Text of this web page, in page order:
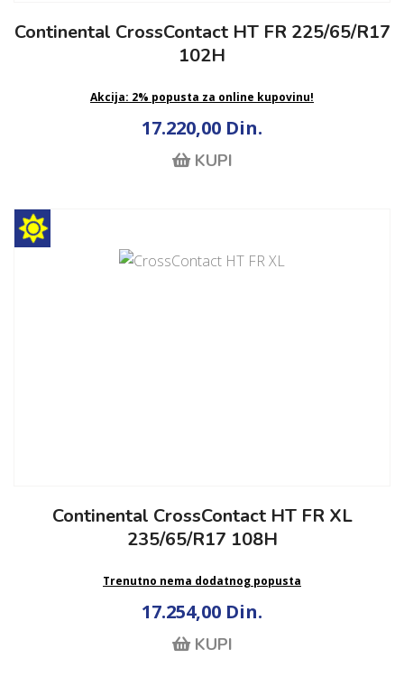
Continental CrossContact HT FR 225/65/R17
102H
Akcija: 2% popusta za online kupovinu!
17.220,00 Din.
KUPI
Continental CrossContact HT FR XL
235/65/R17 108H
Trenutno nema dodatnog popusta
17.254,00 Din.
KUPI